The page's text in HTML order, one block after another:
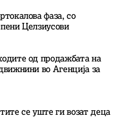
фаза, со
Целзиусови
од продажбата на
во Агенција за
се уште ги возат деца